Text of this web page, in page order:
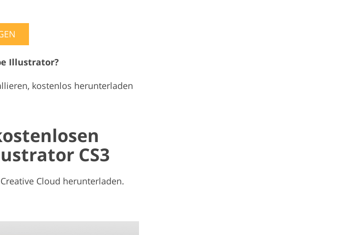
Illustrator?
kostenlos herunterladen
CS3
Cloud herunterladen.